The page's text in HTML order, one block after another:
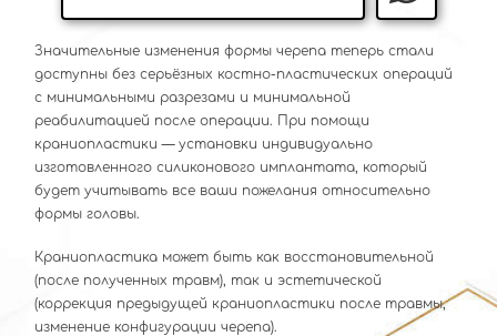
Значительные изменения формы черепа теперь стали
доступны без серьёзных костно-пластических операций
с минимальными разрезами и минимальной
реабилитацией после операции. При помощи
краниопластики — установки индивидуально
изготовленного силиконового имплантата, который
будет учитывать все ваши пожелания относительно
формы головы.
Краниопластика может быть как восстановительной
(после полученных травм), так и эстетической
(коррекция предыдущей краниопластики после травмы,
изменение конфигурации черепа).